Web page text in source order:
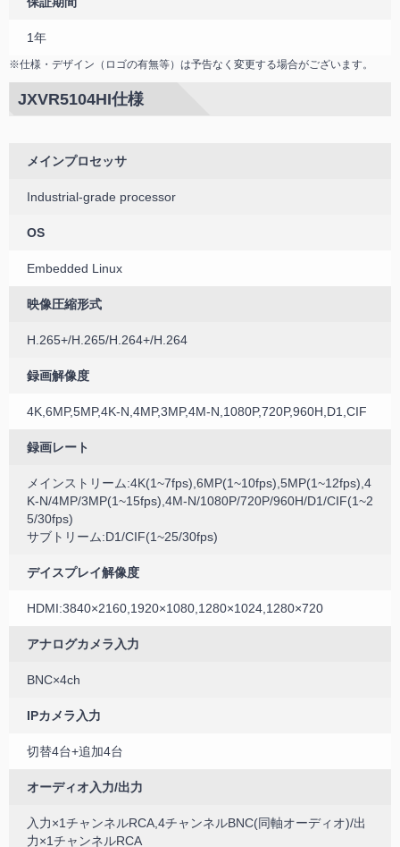
1年
※仕様・デザイン（ロゴの有無等）は予告なく変更する場合がございます。
JXVR5104HI仕様
メインプロセッサ
Industrial-grade processor
OS
Embedded Linux
映像圧縮形式
H.265+/H.265/H.264+/H.264
録画解像度
4K,6MP,5MP,4K-N,4MP,3MP,4M-N,1080P,720P,960H,D1,CIF
録画レート
メインストリーム:4K(1~7fps),6MP(1~10fps),5MP(1~12fps),4
K-N/4MP/3MP(1~15fps),4M-N/1080P/720P/960H/D1/CIF(1~2
5/30fps)
サブトリーム:D1/CIF(1~25/30fps)
デイスプレイ解像度
HDMI:3840×2160,1920×1080,1280×1024,1280×720
アナログカメラ入力
BNC×4ch
IPカメラ入力
切替4台+追加4台
オーディオ入力/出力
入力×1チャンネルRCA,4チャンネルBNC(同軸オーディオ)/出
力×1チャンネルRCA